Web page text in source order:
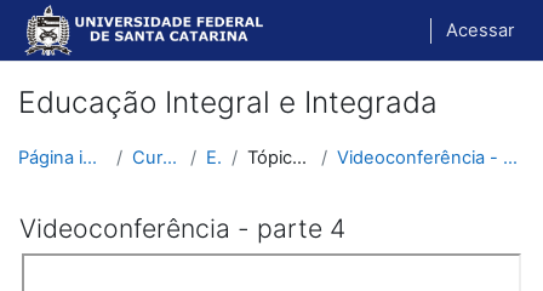
Ir para o conteúdo principal
Acessar
Educação Integral e Integrada
Página inicial Cursos EII Tópico 10 Videoconferência - parte 4
Videoconferência - parte 4